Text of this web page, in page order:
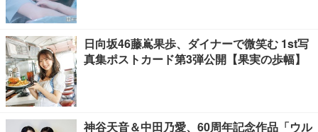
日向坂46藤嶌果歩、ダイナーで微笑む 1st写
真集ポストカード第3弾公開【果実の歩幅】
神谷天音＆中田乃愛、60周年記念作品「ウル